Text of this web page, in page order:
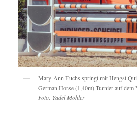
Mary-Ann Fuchs springt mit Hengst
German Horse (1,40m) Turnier auf
Foto: Yadel Möhler